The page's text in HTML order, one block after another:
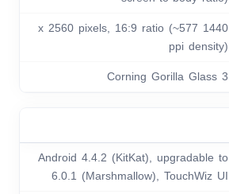
1440 x 2560 pixels, 16:9 ratio (~577
ppi density)
Corning Gorilla Glass 3
Android 4.4.2 (KitKat), upgradable to
6.0.1 (Marshmallow), TouchWiz UI